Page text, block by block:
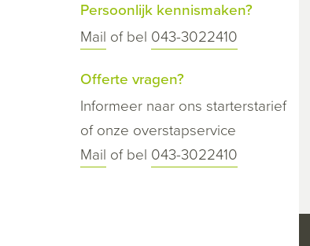
Persoonlijk kennismaken?
Mail of bel 043-3022410
Offerte vragen?
Informeer naar ons starterstarief
of onze overstapservice
Mail of bel 043-3022410